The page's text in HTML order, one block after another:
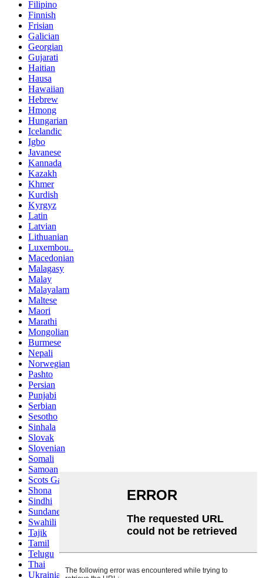
Filipino
Finnish
Frisian
Galician
Georgian
Gujarati
Haitian
Hausa
Hawaiian
Hebrew
Hmong
Hungarian
Icelandic
Igbo
Javanese
Kannada
Kazakh
Khmer
Kurdish
Kyrgyz
Latin
Latvian
Lithuanian
Luxembou..
Macedonian
Malagasy
Malay
Malayalam
Maltese
Maori
Marathi
Mongolian
Burmese
Nepali
Norwegian
Pashto
Persian
Punjabi
Serbian
Sesotho
Sinhala
Slovak
Slovenian
Somali
Samoan
Scots Gaelic
Shona
Sindhi
Sundanese
Swahili
Tajik
Tamil
Telugu
Thai
Ukrainian